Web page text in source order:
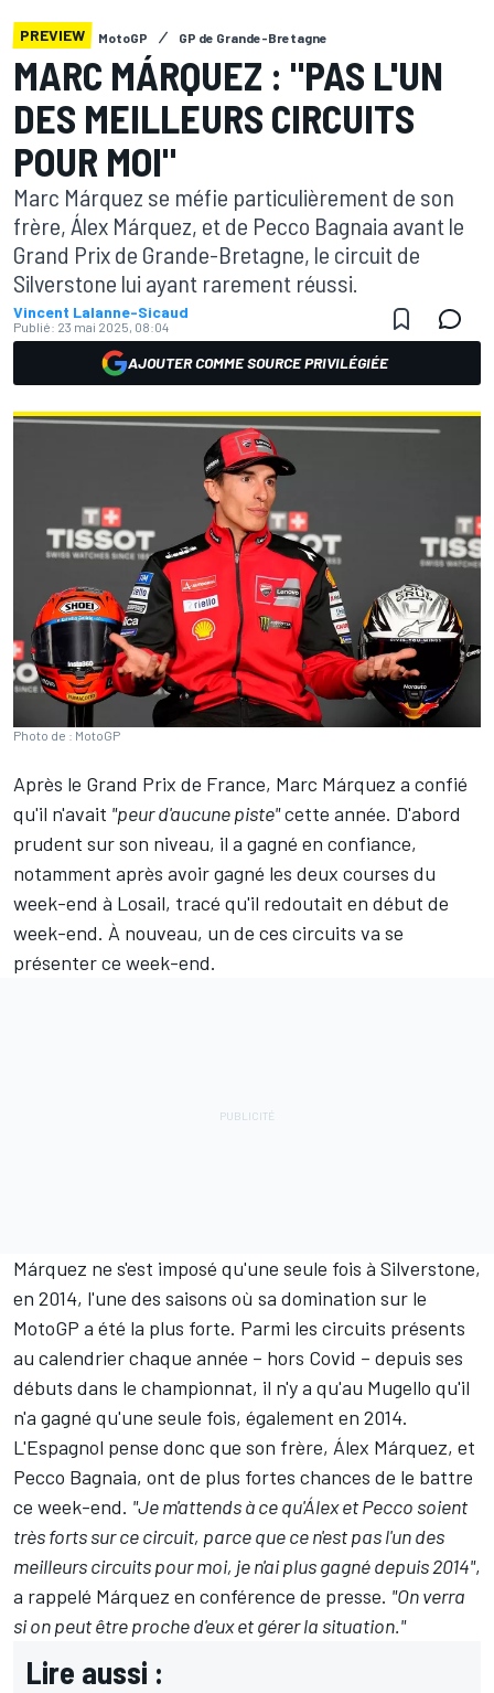
PREVIEW MotoGP GP de Grande-Bretagne
MARC MÁRQUEZ : "PAS L'UN
DES MEILLEURS CIRCUITS
POUR MOI"
Marc Márquez se méfie particulièrement de son
frère, Álex Márquez, et de Pecco Bagnaia avant le
Grand Prix de Grande-Bretagne, le circuit de
Silverstone lui ayant rarement réussi.
Vincent Lalanne-Sicaud
Publié: 23 mai 2025, 08:04
AJOUTER COMME SOURCE PRIVILÉGIÉE
Photo de : MotoGP
Après le Grand Prix de France, Marc Márquez a confié
qu'il n'avait "peur d'aucune piste"cette année. D'abord
prudent sur son niveau, il a gagné en confiance,
notamment après avoir gagné les deux courses du
week-end à Losail, tracé qu'il redoutait en début de
week-end. À nouveau, un de ces circuits va se
présenter ce week-end.
Márquez ne s'est imposé qu'une seule fois à Silverstone,
en 2014, l'une des saisons où sa domination sur le
MotoGP a été la plus forte. Parmi les circuits présents
au calendrier chaque année – hors Covid – depuis ses
débuts dans le championnat, il n'y a qu'au Mugello qu'il
n'a gagné qu'une seule fois, également en 2014.
L'Espagnol pense donc que son frère, Álex Márquez, et
Pecco Bagnaia, ont de plus fortes chances de le battre
ce week-end. "Je m'attends à ce qu'Álex et Pecco soient
très forts sur ce circuit, parce que ce n'est pas l'un des
meilleurs circuits pour moi, je n'ai plus gagné depuis 2014",
a rappelé Márquez en conférence de presse. "On verra
si on peut être proche d'eux et gérer la situation."
Lire aussi :